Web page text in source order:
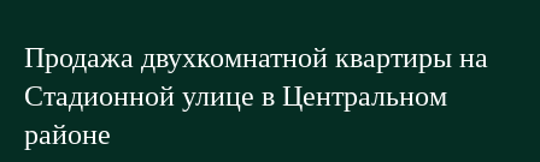
Продажа двухкомнатной квартиры на
Стадионной улице в Центральном
районе